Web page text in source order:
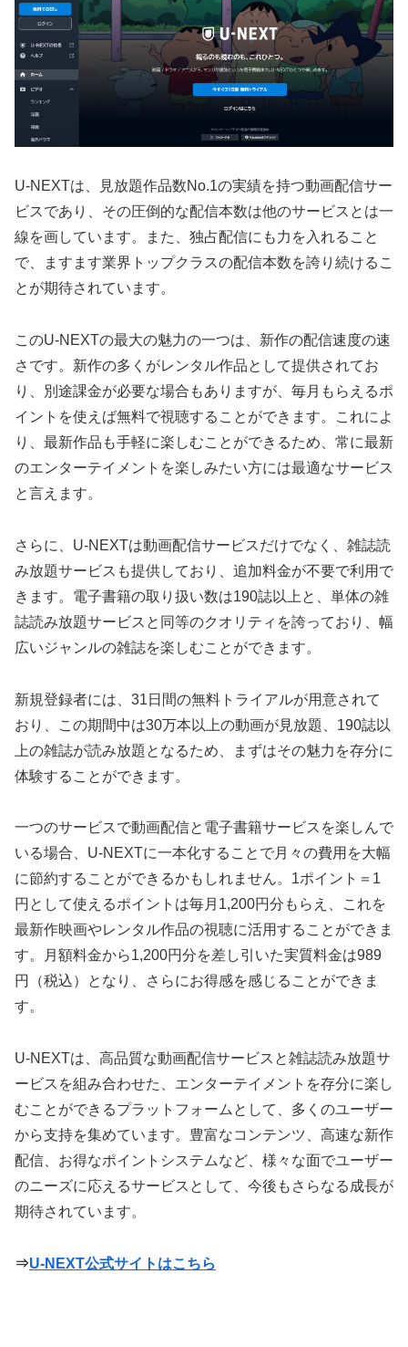
U-NEXTは、見放題作品数No.1の実績を持つ動画配信サー
ビスであり、その圧倒的な配信本数は他のサービスとは一
線を画しています。また、独占配信にも力を入れること
で、ますます業界トップクラスの配信本数を誇り続けるこ
とが期待されています。
このU-NEXTの最大の魅力の一つは、新作の配信速度の速
さです。新作の多くがレンタル作品として提供されてお
り、別途課金が必要な場合もありますが、毎月もらえるポ
イントを使えば無料で視聴することができます。これによ
り、最新作品も手軽に楽しむことができるため、常に最新
のエンターテイメントを楽しみたい方には最適なサービス
と言えます。
さらに、U-NEXTは動画配信サービスだけでなく、雑誌読
み放題サービスも提供しており、追加料金が不要で利用で
きます。電子書籍の取り扱い数は190誌以上と、単体の雑
誌読み放題サービスと同等のクオリティを誇っており、幅
広いジャンルの雑誌を楽しむことができます。
新規登録者には、31日間の無料トライアルが用意されて
おり、この期間中は30万本以上の動画が見放題、190誌以
上の雑誌が読み放題となるため、まずはその魅力を存分に
体験することができます。
一つのサービスで動画配信と電子書籍サービスを楽しんで
いる場合、U-NEXTに一本化することで月々の費用を大幅
に節約することができるかもしれません。1ポイント＝1
円として使えるポイントは毎月1,200円分もらえ、これを
最新作映画やレンタル作品の視聴に活用することができま
す。月額料金から1,200円分を差し引いた実質料金は989
円（税込）となり、さらにお得感を感じることができま
す。
U-NEXTは、高品質な動画配信サービスと雑誌読み放題サ
ービスを組み合わせた、エンターテイメントを存分に楽し
むことができるプラットフォームとして、多くのユーザー
から支持を集めています。豊富なコンテンツ、高速な新作
配信、お得なポイントシステムなど、様々な面でユーザー
のニーズに応えるサービスとして、今後もさらなる成長が
期待されています。
⇒U-NEXT公式サイトはこちら